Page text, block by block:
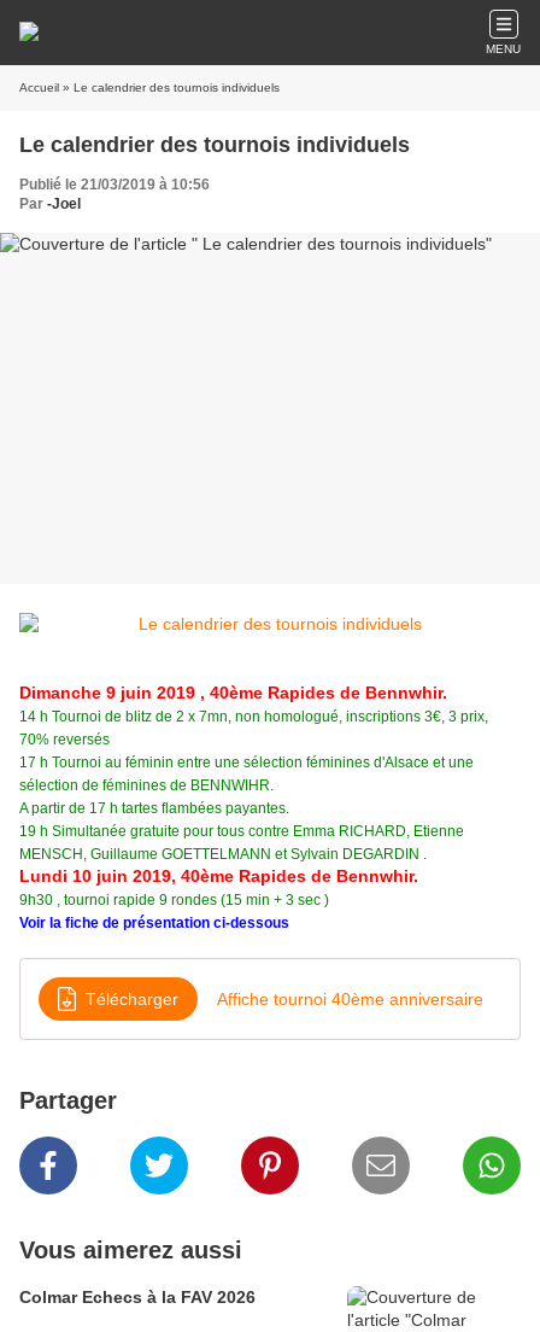
MENU
Accueil » Le calendrier des tournois individuels
Le calendrier des tournois individuels
Publié le 21/03/2019 à 10:56
Par -Joel
Dimanche 9 juin 2019 , 40ème Rapides de Bennwhir.
14 h Tournoi de blitz de 2 x 7mn, non homologué, inscriptions 3€, 3 prix,
70% reversés
17 h Tournoi au féminin entre une sélection féminines d'Alsace et une
sélection de féminines de BENNWIHR.
A partir de 17 h tartes flambées payantes.
19 h Simultanée gratuite pour tous contre Emma RICHARD, Etienne
MENSCH, Guillaume GOETTELMANN et Sylvain DEGARDIN .
Lundi 10 juin 2019, 40ème Rapides de Bennwhir.
9h30 , tournoi rapide 9 rondes (15 min + 3 sec )
Voir la fiche de présentation ci-dessous
Télécharger Affiche tournoi 40ème anniversaire
Partager
Vous aimerez aussi
Colmar Echecs à la FAV 2026